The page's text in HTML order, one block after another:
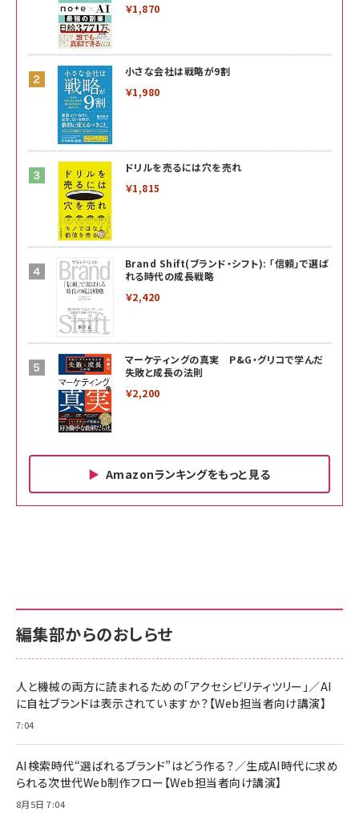
￥1,870
小さな会社は戦略が9割
￥1,980
ドリルを売るには穴を売れ
￥1,815
Brand Shift(ブランド・シフト): 「信頼」で選ば
れる時代の成長戦略
￥2,420
マーケティングの真実 P&G・グリコで学んだ
失敗と成長の法則
￥2,200
Amazonランキングをもっと見る
￥880
anan(アンアン)2026/06/24号 No.2500増
刊 スペシャルエディション[王道エンタメの矜
￥1,100
No.2502[2026年後半、あなたの恋と運命／山
￥880
内サポート正規品 メーカー保証5年
KLMEA128G
NIMASO ガラスフィルム iPhone 17 用 保護
止 貼りやすい ガイド枠付き いPhone17 (6.3
インチ) 対応 2枚セット DSP25F1698
￥1,599
【New】Amazon Fire TV Stick HD | 手軽に
ディアプレイヤー
￥6,980
内サポート正規品 メーカー保証5年
KLMEA128G
Amazon eギフトカード - Amazonロゴ - ク
￥5,000
C ケーブル Anker絡まないケーブル 240W 結
iPhone 17 / 16 / 15 / Galaxy iPad Pro
MacBook Pro/Air 各種対応 (1.8m ミッドナ
イトブラック)
￥1,890
編集部からのおしらせ
人と機械の両方に読まれるための「アクセシビリティツリー」／AI
に自社ブランドは表示されていますか？【Web担当者向け講演】
7:04
AI検索時代“選ばれるブランド”はどう作る？／生成AI時代に求め
られる次世代Web制作フロー【Web担当者向け講演】
8月5日 7:04